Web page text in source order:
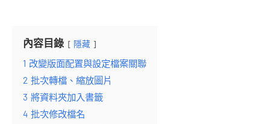
內容目錄 隱藏
1 改變版面配置與設定檔案關聯
2 批次轉檔、縮放圖片
3 將資料夾加入書籤
4 批次修改檔名